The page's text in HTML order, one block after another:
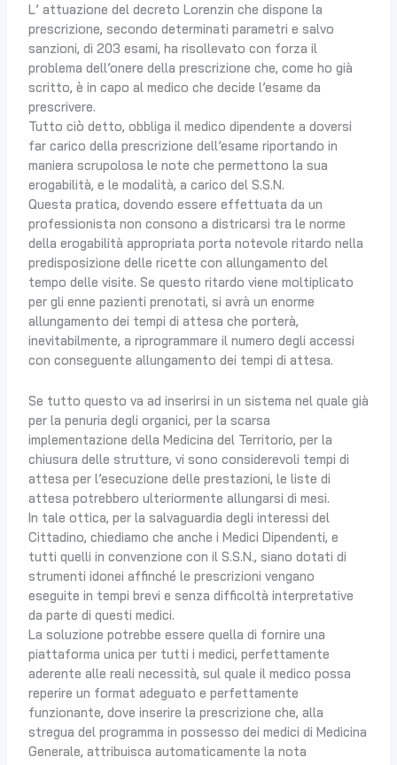
L’ attuazione del decreto Lorenzin che dispone la
prescrizione, secondo determinati parametri e salvo
sanzioni, di 203 esami, ha risollevato con forza il
problema dell’onere della prescrizione che, come ho già
scritto, è in capo al medico che decide l’esame da
prescrivere.
Tutto ciò detto, obbliga il medico dipendente a doversi
far carico della prescrizione dell’esame riportando in
maniera scrupolosa le note che permettono la sua
erogabilità, e le modalità, a carico del S.S.N.
Questa pratica, dovendo essere effettuata da un
professionista non consono a districarsi tra le norme
della erogabilità appropriata porta notevole ritardo nella
predisposizione delle ricette con allungamento del
tempo delle visite. Se questo ritardo viene moltiplicato
per gli enne pazienti prenotati, si avrà un enorme
allungamento dei tempi di attesa che porterà,
inevitabilmente, a riprogrammare il numero degli accessi
con conseguente allungamento dei tempi di attesa.
Se tutto questo va ad inserirsi in un sistema nel quale già
per la penuria degli organici, per la scarsa
implementazione della Medicina del Territorio, per la
chiusura delle strutture, vi sono considerevoli tempi di
attesa per l’esecuzione delle prestazioni, le liste di
attesa potrebbero ulteriormente allungarsi di mesi.
In tale ottica, per la salvaguardia degli interessi del
Cittadino, chiediamo che anche i Medici Dipendenti, e
tutti quelli in convenzione con il S.S.N., siano dotati di
strumenti idonei affinché le prescrizioni vengano
eseguite in tempi brevi e senza difficoltà interpretative
da parte di questi medici.
La soluzione potrebbe essere quella di fornire una
piattaforma unica per tutti i medici, perfettamente
aderente alle reali necessità, sul quale il medico possa
reperire un format adeguato e perfettamente
funzionante, dove inserire la prescrizione che, alla
stregua del programma in possesso dei medici di Medicina
Generale, attribuisca automaticamente la nota